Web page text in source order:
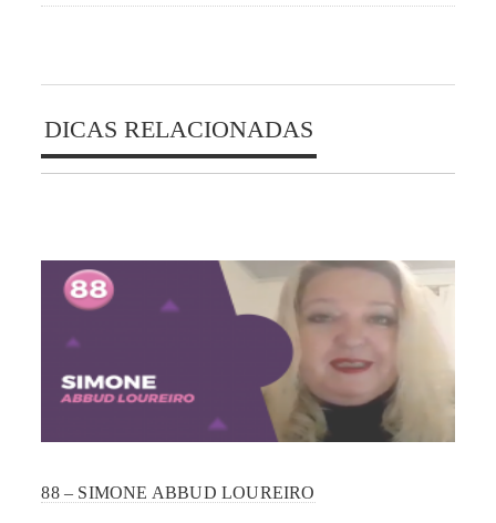
DICAS RELACIONADAS
88 – SIMONE ABBUD LOUREIRO